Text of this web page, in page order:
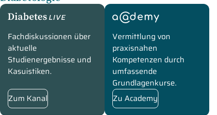
DiabetesLive
Fachdiskussionen über
aktuelle
Studienergebnisse und
Kasuistiken.
Zum Kanal
academy
Vermittlung von
praxisnahen
Kompetenzen durch
umfassende
Grundlagenkurse.
Zu Academy